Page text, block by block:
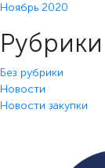
Ноябрь 2020
Рубрики
Без рубрики
Новости
Новости закупки